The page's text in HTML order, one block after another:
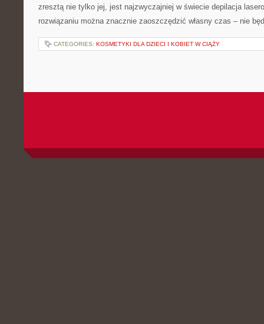
zresztą nie tylko jej, jest najzwyczajniej w świecie depilacja
rozwiązaniu można znacznie zaoszczędzić własny czas – nie
CATEGORIES: KOSMETYKI DLA DZIECI I KOBIET W CIĄŻY